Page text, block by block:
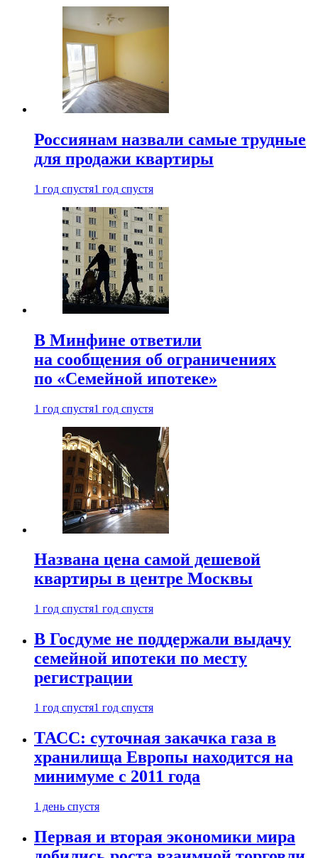
Россиянам назвали самые трудные
для продажи квартиры
1 год спустя1 год спустя
В Минфине ответили
на сообщения об ограничениях
по «Семейной ипотеке»
1 год спустя1 год спустя
Названа цена самой дешевой
квартиры в центре Москвы
1 год спустя1 год спустя
В Госдуме не поддержали выдачу
семейной ипотеки по месту
регистрации
1 год спустя1 год спустя
ТАСС: суточная закачка газа в
хранилища Европы находится на
минимуме с 2011 года
1 день спустя
Первая и вторая экономики мира